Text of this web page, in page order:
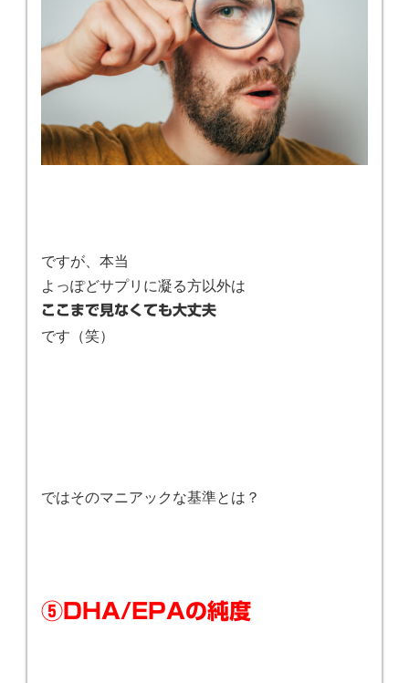
ですが、本当
よっぽどサプリに凝る方以外は
ここまで見なくても大丈夫
です（笑）
ではそのマニアックな基準とは？
⑤DHA/EPAの純度